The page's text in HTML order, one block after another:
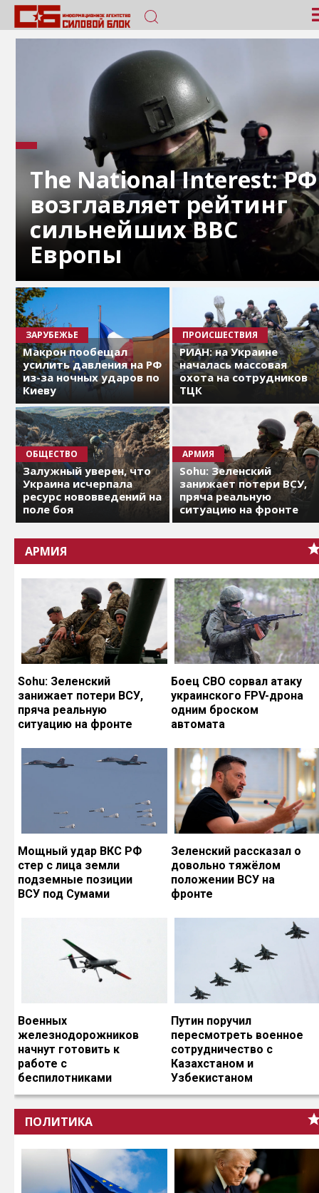
The National Interest: РФ
возглавляет рейтинг
сильнейших ВВС
Европы
ЗАРУБЕЖЬЕ
Макрон пообещал
усилить давления на РФ
из-за ночных ударов по
Киеву
ПРОИСШЕСТВИЯ
РИАН: на Украине
началась массовая
охота на сотрудников
ТЦК
ОБЩЕСТВО
Залужный уверен, что
Украина исчерпала
ресурс нововведений на
поле боя
АРМИЯ
Sohu: Зеленский
занижает потери ВСУ,
пряча реальную
ситуацию на фронте
АРМИЯ
Sohu: Зеленский
занижает потери ВСУ,
пряча реальную
ситуацию на фронте
Боец СВО сорвал атаку
украинского FPV-дрона
одним броском
автомата
Мощный удар ВКС РФ
стер с лица земли
подземные позиции
ВСУ под Сумами
Зеленский рассказал о
довольно тяжёлом
положении ВСУ на
фронте
Военных
железнодорожников
начнут готовить к
работе с
беспилотниками
Путин поручил
пересмотреть военное
сотрудничество с
Казахстаном и
Узбекистаном
ПОЛИТИКА